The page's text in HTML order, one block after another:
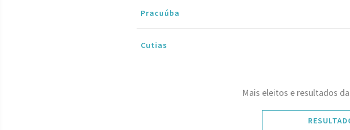
Pracuúba
Cutias
Mais eleitos e resultados